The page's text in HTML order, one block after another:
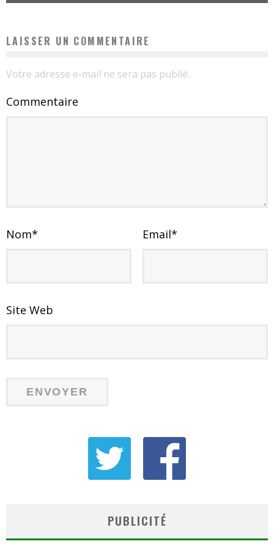
LAISSER UN COMMENTAIRE
Votre adresse e-mail ne sera pas publié.
Commentaire
Nom* Email*
Site Web
PUBLICITÉ